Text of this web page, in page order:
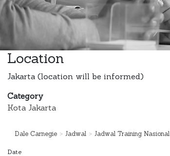
Location
Jakarta (location will be informed)
Category
Kota Jakarta
Dale Carnegie > Jadwal > Jadwal Training Nasional
Date